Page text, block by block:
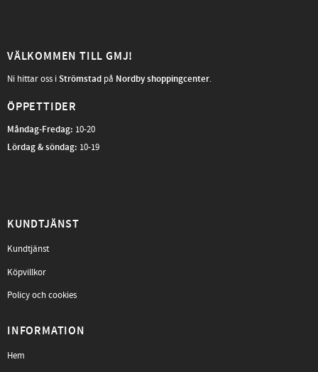
VÄLKOMMEN TILL GMJ!
Ni hittar oss iStrömstad på Nordby shoppingcenter.
ÖPPETTIDER
Måndag-Fredag: 10-20
Lördag & söndag: 10-19
KUNDTJÄNST
Kundtjänst
Köpvillkor
Policy och cookies
INFORMATION
Hem